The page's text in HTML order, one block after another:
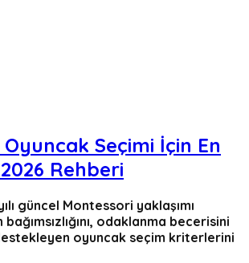
Seçimi İçin En
Rehberi
güncel Montessori yaklaşımı
bağımsızlığını, odaklanma becerisini
oyuncak seçim kriterlerini